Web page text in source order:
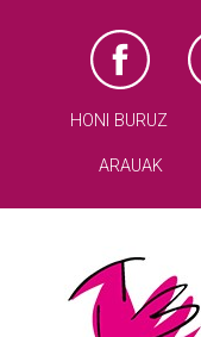
HONI BURUZ
ARAUAK